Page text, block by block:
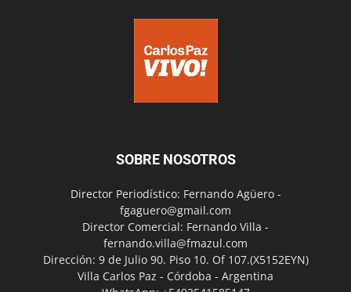
SOBRE NOSOTROS
Director Periodístico: Fernando Agüero -
fgaguero@gmail.com
Director Comercial: Fernando Villa -
fernando.villa@fmazul.com
Dirección: 9 de Julio 90. Piso 10. Of 107.(X5152EYN)
Villa Carlos Paz - Córdoba - Argentina